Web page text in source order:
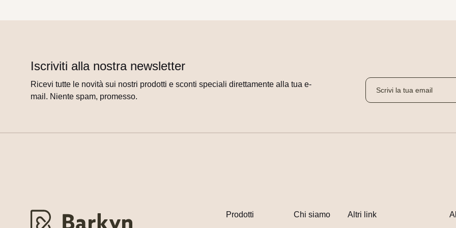
Iscriviti alla nostra newsletter
Ricevi tutte le novità sui nostri prodotti e sconti speciali direttamente alla tua e-
mail. Niente spam, promesso.
Prodotti Chi siamo Altri link